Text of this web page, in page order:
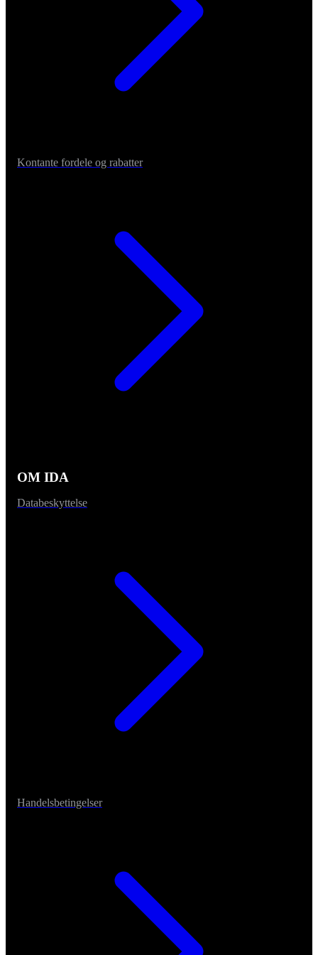
Kontante fordele og rabatter
OM IDA
Databeskyttelse
Handelsbetingelser